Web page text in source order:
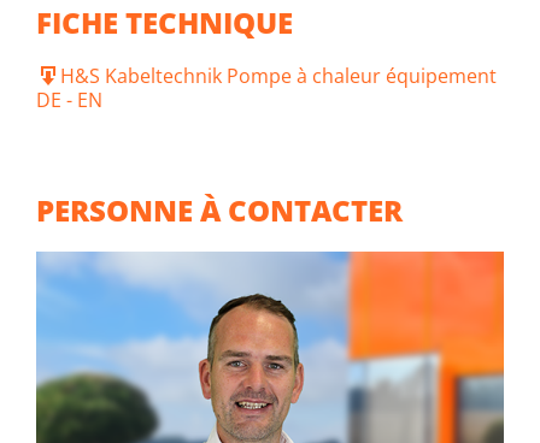
FICHE TECHNIQUE
H&S Kabeltechnik Pompe à chaleur équipement
DE - EN
PERSONNE À CONTACTER